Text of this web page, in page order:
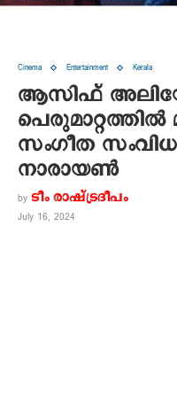
Cinema Entertainment Kerala
ആസിഫ്
സംഗീത
നാരായൺ
by ടീം രാഷ്ട്രദീപം
July 16, 2024